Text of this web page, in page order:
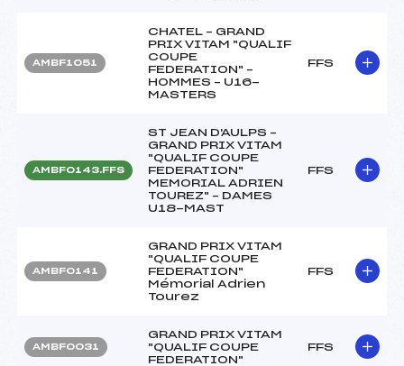
AMBF1051
CHATEL – GRAND
PRIX VITAM "QUALIF
COUPE
FEDERATION" –
HOMMES – U16-
MASTERS
FFS
AMBF0143.FFS
ST JEAN D'AULPS –
GRAND PRIX VITAM
"QUALIF COUPE
FEDERATION"
MEMORIAL ADRIEN
TOUREZ" – DAMES
U18-MAST
FFS
AMBF0141
GRAND PRIX VITAM
"QUALIF COUPE
FEDERATION"
Mémorial Adrien
Tourez
FFS
AMBF0031
GRAND PRIX VITAM
"QUALIF COUPE
FEDERATION"
FFS